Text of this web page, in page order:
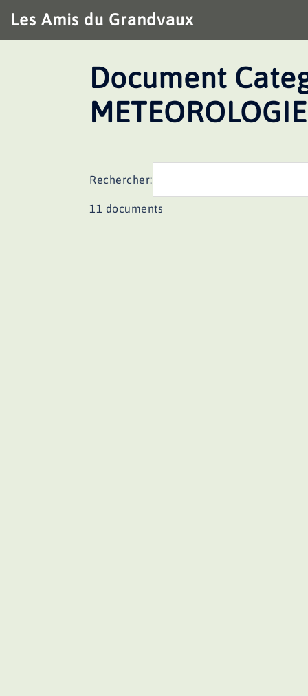
au
contenu
Les Amis du Grandvaux
Document
METEOROLOGIE
Rechercher:
11 documents